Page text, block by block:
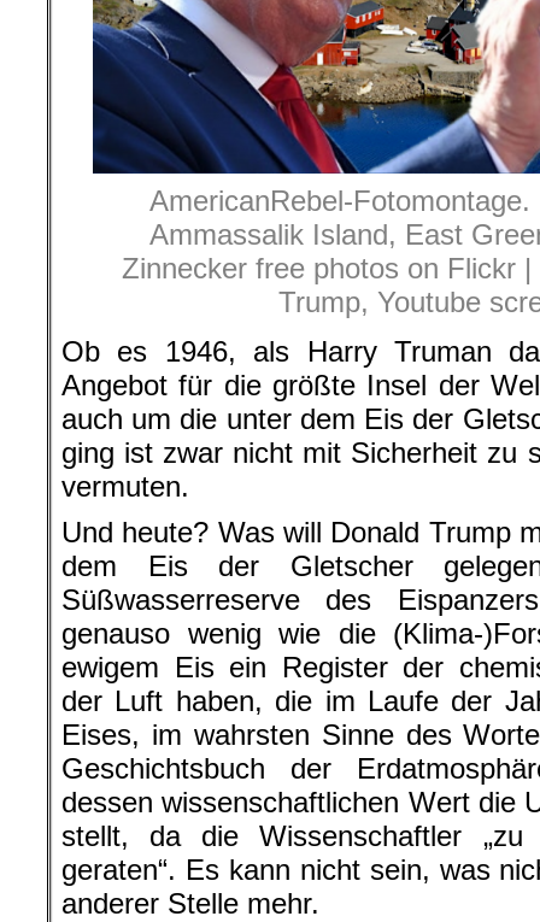
AmericanRebel-
Ammassalik Island, East
Zinnecker free photos on Flickr
Trump, Youtube
Ob es 1946, als Harry Truman
Angebot für die größte Insel der
auch um die unter dem Eis der
ging ist zwar nicht mit Sicherheit zu
vermuten.
Und heute? Was will Donald Trump
dem Eis der Gletscher
Süßwasserreserve des
genauso wenig wie die (Klima-
ewigem Eis ein Register der
der Luft haben, die im Laufe der
Eises, im wahrsten Sinne des
Geschichtsbuch der
dessen wissenschaftlichen Wert die
stellt, da die Wissenschaftler „zu
geraten“. Es kann nicht sein, was
anderer Stelle mehr.